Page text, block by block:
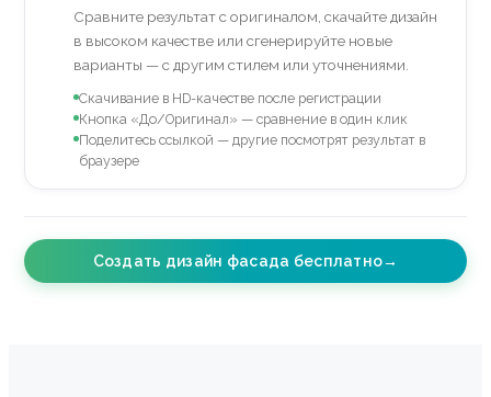
Сравните результат с оригиналом, скачайте дизайн
в высоком качестве или сгенерируйте новые
варианты — с другим стилем или уточнениями.
Скачивание в HD-качестве после регистрации
Кнопка «До/Оригинал» — сравнение в один клик
Поделитесь ссылкой — другие посмотрят результат в
браузере
Создать дизайн фасада бесплатно→